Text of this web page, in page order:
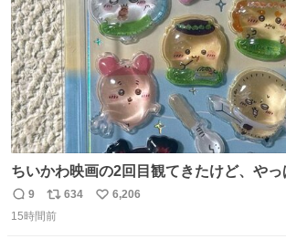
ちいかわ映画の2回目観てきたけど、や
「ハモりすごいよッ…」に対するちいか
まそんな場合じゃねぇだろお前よぉ)」が
返
信
9
リ
ポ
634
い
6,206
15時間前